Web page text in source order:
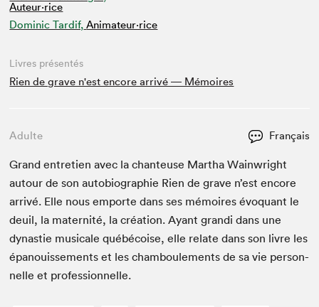
Auteur·rice
Dominic Tardif, Animateur⋅rice
Livres présentés
Rien de grave n'est encore arrivé ― Mémoires
Adulte Français
Grand entre­tien avec la chanteuse Martha Wain­wright
autour de son auto­bi­ogra­phie Rien de grave n’est encore
arrivé. Elle nous emporte dans ses mémoires évo­quant le
deuil, la mater­nité, la créa­tion. Ayant gran­di dans une
dynas­tie musi­cale québé­coise, elle relate dans son livre les
épanouisse­ments et les cham­boule­ments de sa vie per­son­
nelle et professionnelle.